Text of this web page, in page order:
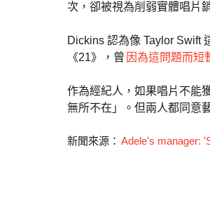
次，卻被視為削弱實體唱片
Dickins 認為像 Taylor Swift
《21》，曾 因為這問題而短
作為經紀人，如果唱片不能
無所不在」。但兩人都同意
新聞來源： Adele's manager: